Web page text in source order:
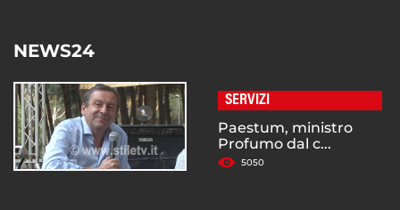
NEWS24
SERVIZI
Paestum, ministro
Profumo dal c...
5050